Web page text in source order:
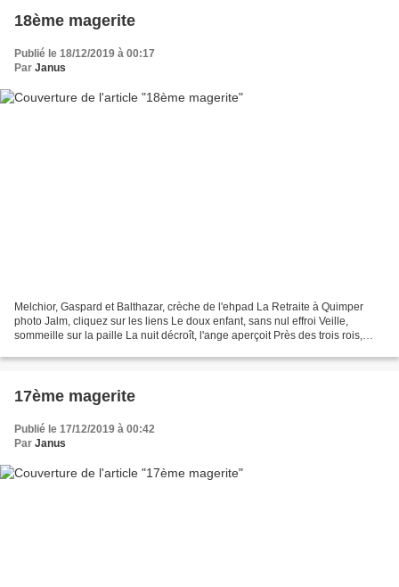
18ème magerite
Publié le 18/12/2019 à 00:17
Par Janus
Melchior, Gaspard et Balthazar, crèche de l'ehpad La Retraite à Quimper
photo Jalm, cliquez sur les liens Le doux enfant, sans nul effroi Veille,
sommeille sur la paille La nuit décroît, l'ange aperçoit Près des trois rois,
17ème magerite
Publié le 17/12/2019 à 00:42
Par Janus